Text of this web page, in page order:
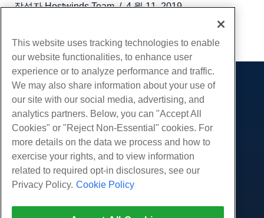
작성자 Hostwinds Team/4 월 11, 2019
제품
웹 호스팅
비즈니스 호스팅
리셀러 호스팅
화이트 라벨 리셀러
관리되는 리눅스 VPS
관리되지 않는 리눅스 VPS
관리 창 VPS
서비스
웹 사이트 마이그레이션
커뮤니티
제품 문서
회사
회사 소개
적법한
This website uses tracking technologies to enable
our website functionalities, to enhance user
experience or to analyze performance and traffic.
We may also share information about your use of
our site with our social media, advertising, and
analytics partners. Below, you can "Accept All
Cookies" or "Reject Non-Essential" cookies. For
more details on the data we process and how to
exercise your rights, and to view information
related to required opt-in disclosures, see our
Privacy Policy. Cookie Policy